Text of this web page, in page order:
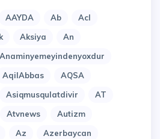
AAYDA Ab
Acl
Aksiya
An
Anaminyemeyindenyoxdur
AqilAbbas
AQSA
Asiqmusqulatdivir
AT
Atvnews
Autizm
Az
Azerbaycan